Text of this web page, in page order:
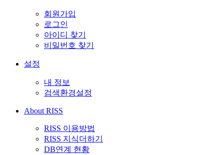
회원가입
로그인
아이디 찾기
비밀번호 찾기
설정
내 정보
검색환경설정
About RISS
RISS 이용방법
RISS 지식더하기
DB연계 현황